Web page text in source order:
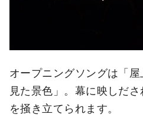
オープニングソングは「
見た景色」。幕に映しだ
を掻き立てられます。